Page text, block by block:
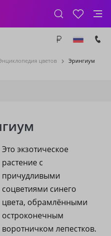
цветов Эрингиум
Это экзотическое
растение с
причудливыми
соцветиями синего
цвета, обрамлёнными
остроконечным
воротничком лепестков.